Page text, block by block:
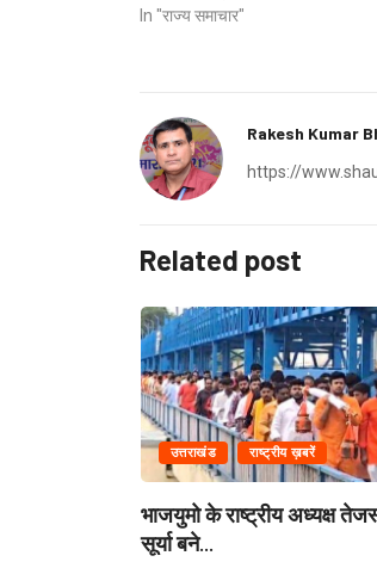
In "राज्य समाचार"
Rakesh Kumar
https://
Related post
उत्तराखंड राष्ट्रीय ख़बरें
भाजयुमो के राष्ट्रीय अध्यक्ष
सूर्या बने...